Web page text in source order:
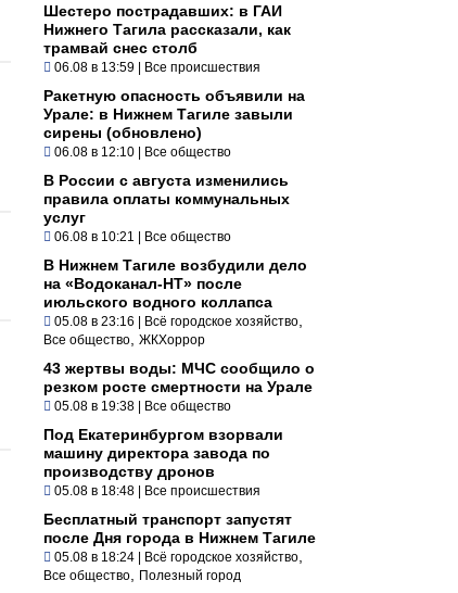
Шестеро пострадавших: в ГАИ
Нижнего Тагила рассказали, как
трамвай снес столб
06.08 в 13:59 | Все происшествия
Ракетную опасность объявили на
Урале: в Нижнем Тагиле завыли
сирены (обновлено)
06.08 в 12:10 | Все общество
В России с августа изменились
правила оплаты коммунальных
услуг
06.08 в 10:21 | Все общество
В Нижнем Тагиле возбудили дело
на «Водоканал-НТ» после
июльского водного коллапса
05.08 в 23:16 | Всё городское хозяйство
Все общество ЖКХоррор
43 жертвы воды: МЧС сообщило о
резком росте смертности на Урале
05.08 в 19:38 | Все общество
Под Екатеринбургом взорвали
машину директора завода по
производству дронов
05.08 в 18:48 | Все происшествия
Бесплатный транспорт запустят
после Дня города в Нижнем Тагиле
05.08 в 18:24 | Всё городское хозяйство
Все общество Полезный город